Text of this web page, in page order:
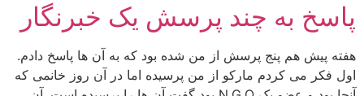
پاسخ به چند پرسش یک خبرنگار
هفته پیش هم پنج پرسش از من شده بود که به آن ها پاسخ دادم.
اول فکر می کردم مارکو از من پرسیده اما در آن روز خانمی که